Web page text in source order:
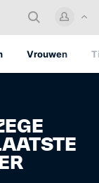
of
Account
Vrouwen